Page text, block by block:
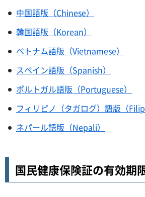
中国語版（Chinese）
韓国語版（Korean）
ベトナム語版（Vietnamese）
スペイン語版（Spanish）
ポルトガル語版（Portuguese）
フィリピノ（タガログ）語版（
ネパール語版（Nepali）
国民健康保険証の有効期